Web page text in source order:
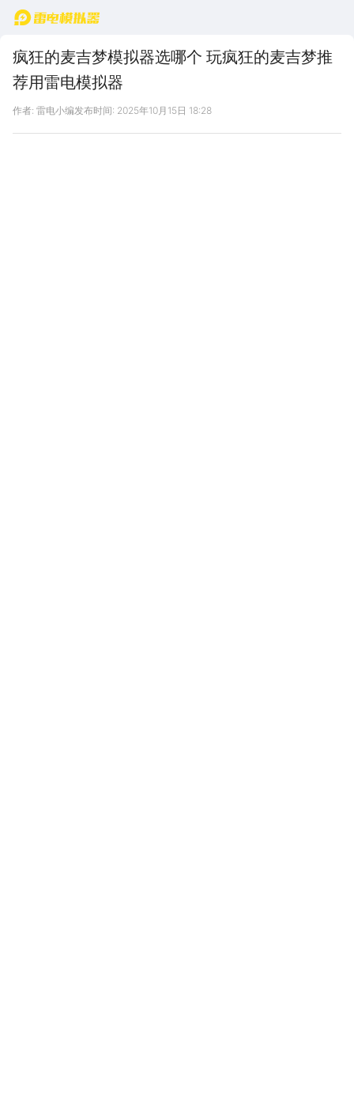
首页
疯狂的麦吉梦模拟器选哪个 玩疯狂的麦吉梦推
荐用雷电模拟器
作者: 雷电小编发布时间: 2025年10月15日 18:28